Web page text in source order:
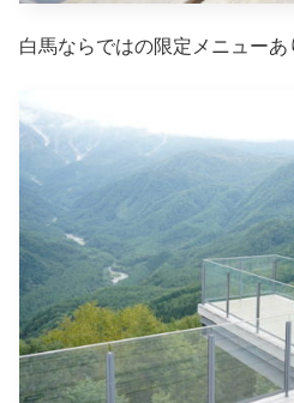
白馬ならではの限定メニューあ